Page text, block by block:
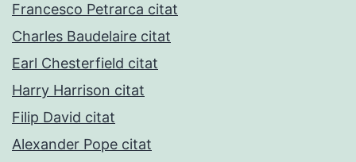
Francesco Petrarca citat
Charles Baudelaire citat
Earl Chesterfield citat
Harry Harrison citat
Filip David citat
Alexander Pope citat